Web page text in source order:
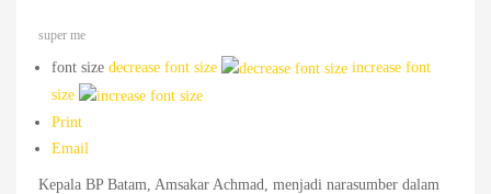
super me
font size decrease font size
increase font
size
Print
Email
Kepala BP Batam, Amsakar Achmad, menjadi narasumber dalam